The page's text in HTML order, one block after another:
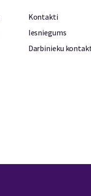
Kontakti
Iesniegums
Darbinieku